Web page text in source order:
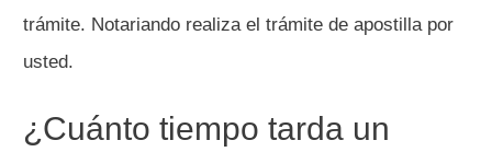
trámite. Notariando realiza el trámite de apostilla por
usted.
¿Cuánto tiempo tarda un